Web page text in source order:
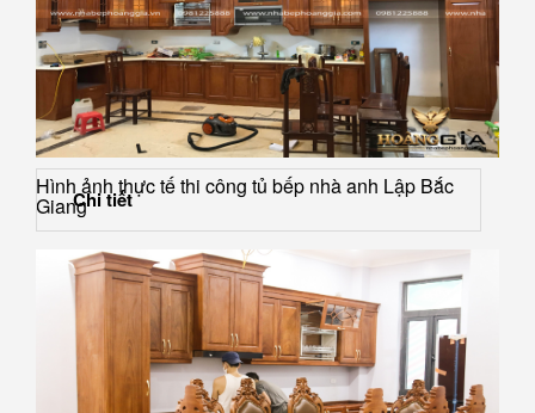
Hình ảnh thực tế thi công tủ bếp nhà anh Lập Bắc
GiangChi tiết